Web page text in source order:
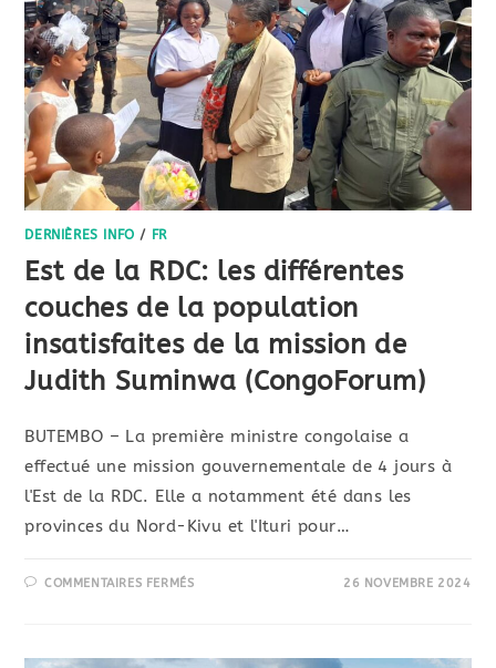
DERNIÈRES INFO / FR
Est de la RDC: les différentes
couches de la population
insatisfaites de la mission de
Judith Suminwa (CongoForum)
BUTEMBO – La première ministre congolaise a
effectué une mission gouvernementale de 4 jours à
l'Est de la RDC. Elle a notamment été dans les
provinces du Nord-Kivu et l'Ituri pour…
COMMENTAIRES FERMÉS 26 NOVEMBRE 2024